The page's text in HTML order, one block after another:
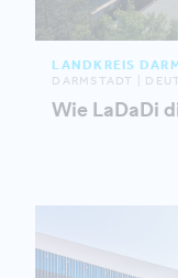
LANDKREIS
DARMSTADT |
Wie LaDaDi